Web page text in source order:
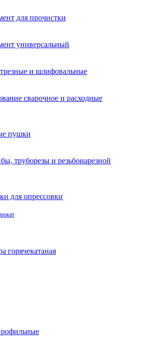
для прочистки
универсальный
и шлифовальные
сварочное и расходные
пушки
труборезы и резьбонарезной
для опрессовки
горячекатаная